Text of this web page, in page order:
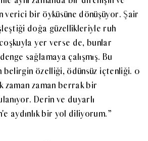
verici bir öyküsüne dönüşüyor. Şair
doğa güzellikleriyle ruh
coşkuyla yer verse de, bunlar
sağlamaya çalışmış. Bu
belirgin özelliği, ödünsüz içtenliği. 0
zaman zaman berrak bir
Derin ve duyarlı
aydınlık bir yol diliyorum.”